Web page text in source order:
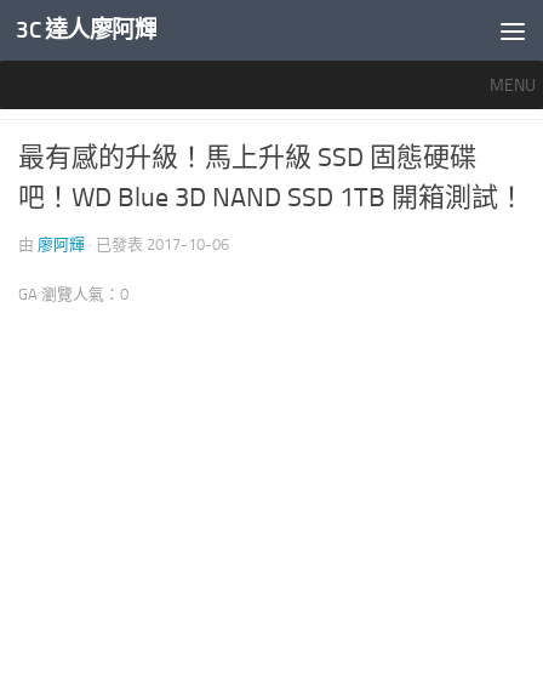
內文下方
3C 達人廖阿輝
MENU
348
最有感的升級！馬上升級 SSD 固態硬碟
吧！WD Blue 3D NAND SSD 1TB 開箱測試！
由 廖阿輝 · 已發表 2017-10-06
GA 瀏覽人氣：0